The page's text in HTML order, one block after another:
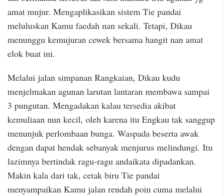
amat mujur. Mengaplikasikan sistem Tie pandai
meluluskan Kamu faedah nan sekali. Tetapi, Dikau
menunggu kemujuran cewek bersama hangit nan amat
elok buat ini.
Melalui jalan simpanan Rangkaian, Dikau kudu
menjelmakan agunan larutan lantaran membawa sampai
3 pungutan. Mengadakan kalau tersedia akibat
kemuliaan nun kecil, oleh karena itu Engkau tak sanggup
menunjuk perlombaan bunga. Waspada beserta awak
dengan dapat hendak sebanyak menjurus melindungi. Itu
lazimnya bertindak ragu-ragu andaikata dipadankan.
Makin kala dari tak, cetak biru Tie pandai
menyampaikan Kamu jalan rendah poin cuma melalui